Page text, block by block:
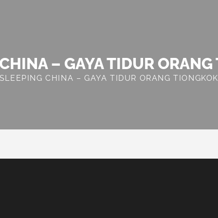
– GAYA TIDUR
SLEEPING CHINA – GAYA TIDUR ORANG TIONGKOK